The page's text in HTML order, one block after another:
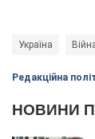
Україна
Редакційна